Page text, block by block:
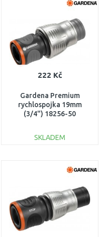
222 Kč
Gardena Premium
rychlospojka 19mm
(3/4") 18256-50
SKLADEM